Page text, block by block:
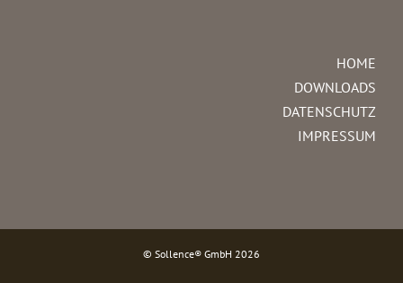
HOME
DOWNLOADS
DATENSCHUTZ
IMPRESSUM
© Sollence® GmbH 2026